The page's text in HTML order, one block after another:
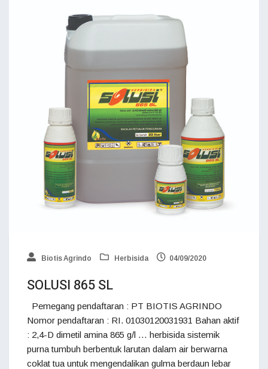
Biotis Agrindo Herbisida 04/09/2020
SOLUSI 865 SL
Pemegang pendaftaran : PT BIOTIS AGRINDO
Nomor pendaftaran : RI. 01030120031931 Bahan aktif
: 2,4-D dimetil amina 865 g/l … herbisida sistemik
purna tumbuh berbentuk larutan dalam air berwarna
coklat tua untuk mengendalikan gulma berdaun lebar